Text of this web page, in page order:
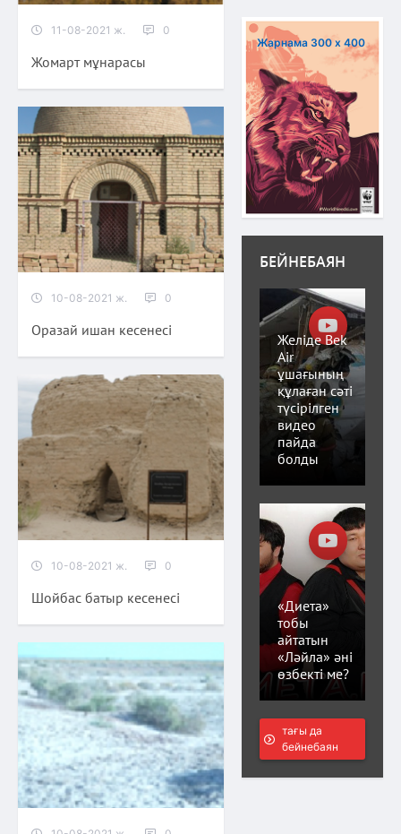
11-08-2021 ж. 0
Жомарт мұнарасы
10-08-2021 ж. 0
Оразай ишан кесенесі
10-08-2021 ж. 0
Шойбас батыр кесенесі
Жарнама 300 х 400
БЕЙНЕБАЯН
Желіде Bek
Air
ұшағының
құлаған сәті
түсірілген
видео
пайда
болды
«Диета»
тобы
айтатын
«Ләйла» әні
өзбекті ме?
тағы да
бейнебаян